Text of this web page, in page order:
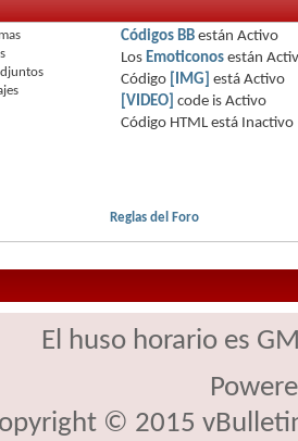
Códigos BB están Activo
Los Emoticonos están
Código [IMG] está Activo
[VIDEO] code is Activo
Código HTML está Inactivo
Reglas del Foro
El huso horario es
© 2015